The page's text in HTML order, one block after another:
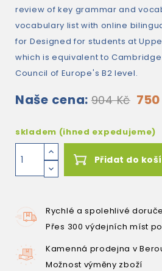
review of key grammar and
vocabulary list with online
for Designed for students at
which is equivalent to Cambridge
Council of Europe's B2 level.
Naše cena: 904 Kč
skladem (ihned expedujeme)
Přidat do
Rychlé a spolehlivé
Přes 300 výdejních míst
Kamenná prodejna v
Možnost výměny zboží